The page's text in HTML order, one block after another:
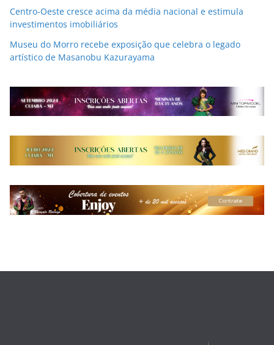
Centro-Oeste cresce acima da média nacional e estimula
investimentos imobiliários
Museu do Morro recebe exposição que celebra o legado
artístico de Masanobu Kazurayama